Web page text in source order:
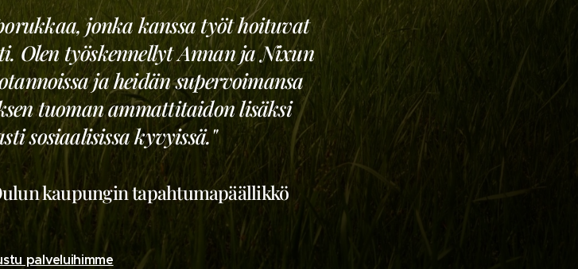
jonka kanssa työt hoituvat
Olen työskennellyt Annan ja Nixun
ja heidän supervoimansa
tuoman ammattitaidon lisäksi
sosiaalisissa kyvyissä."
kaupungin tapahtumapäällikkö
palveluihimme